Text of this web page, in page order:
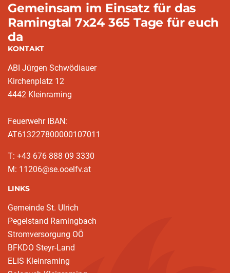
Gemeinsam im Einsatz für das
Ramingtal 7x24 365 Tage für euch
da
KONTAKT
ABI Jürgen Schwödiauer
Kirchenplatz 12
4442 Kleinraming
Feuerwehr IBAN:
AT613227800000107011
T: +43 676 888 09 3330
M: 11206@se.ooelfv.at
LINKS
Gemeinde St. Ulrich
Pegelstand Ramingbach
Stromversorgung OÖ
BFKDO Steyr-Land
ELIS Kleinraming